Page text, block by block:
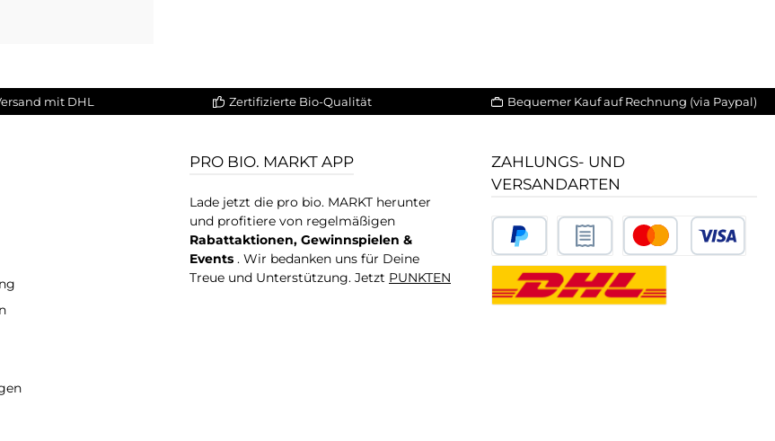
mit DHL Zertifizierte Bio-Qualität Bequemer Kauf auf Rechnung (via Paypal)
PRO BIO. MARKT APP
Lade jetzt die pro bio. MARKT herunter
und profitiere von regelmäßigen
Rabattaktionen, Gewinnspielen &
Events . Wir bedanken uns für Deine
Treue und Unterstützung. Jetzt PUNKTEN
ZAHLUNGS- UND
VERSANDARTEN